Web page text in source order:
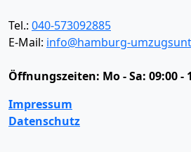
Tel.: 040-573092885
E-Mail: info@hamburg-
Öffnungszeiten: Mo - Sa: 09:00 -
Impressum
Datenschutz